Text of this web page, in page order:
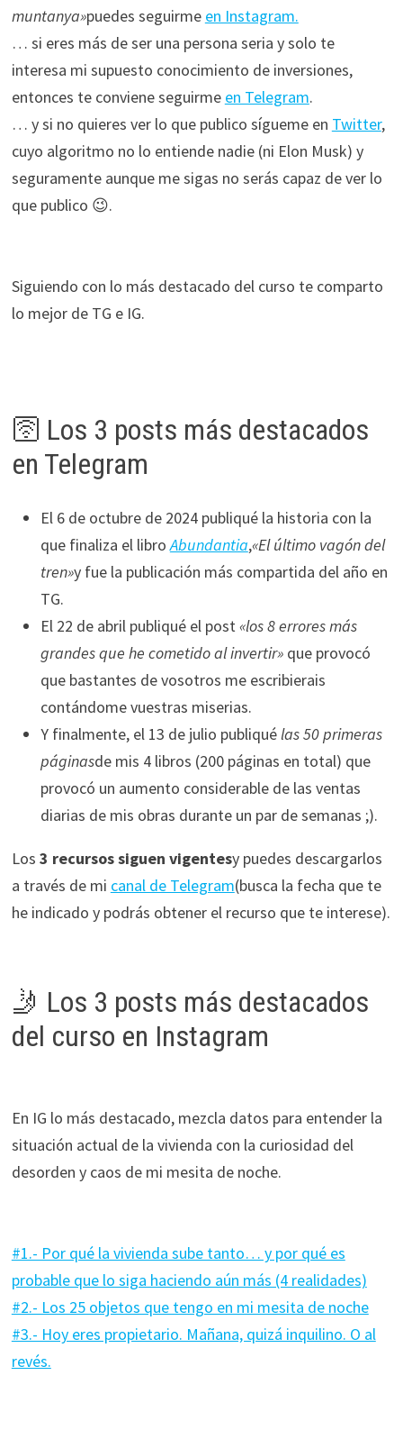
muntanya»puedes seguirme en Instagram.
… si eres más de ser una persona seria y solo te
interesa mi supuesto conocimiento de inversiones,
entonces te conviene seguirme en Telegram.
… y si no quieres ver lo que publico sígueme en Twitter,
cuyo algoritmo no lo entiende nadie (ni Elon Musk) y
seguramente aunque me sigas no serás capaz de ver lo
que publico 😉.
Siguiendo con lo más destacado del curso te comparto
lo mejor de TG e IG.
🛜 Los 3 posts más destacados
en Telegram
El 6 de octubre de 2024 publiqué la historia con la
que finaliza el libroAbundantia,«El último vagón del
tren»y fue la publicación más compartida del año en
TG.
El 22 de abril publiqué el post«los 8 errores más
grandes que he cometido al invertir» que provocó
que bastantes de vosotros me escribierais
contándome vuestras miserias.
Y finalmente, el 13 de julio publiquélas 50 primeras
páginasde mis 4 libros (200 páginas en total) que
provocó un aumento considerable de las ventas
diarias de mis obras durante un par de semanas ;).
Los 3 recursos siguen vigentesy puedes descargarlos
a través de mi canal de Telegram(busca la fecha que te
he indicado y podrás obtener el recurso que te interese).
🤳 Los 3 posts más destacados
del curso en Instagram
En IG lo más destacado, mezcla datos para entender la
situación actual de la vivienda con la curiosidad del
desorden y caos de mi mesita de noche.
#1.- Por qué la vivienda sube tanto… y por qué es
probable que lo siga haciendo aún más (4 realidades)
#2.- Los 25 objetos que tengo en mi mesita de noche
#3.- Hoy eres propietario. Mañana, quizá inquilino. O al
revés.